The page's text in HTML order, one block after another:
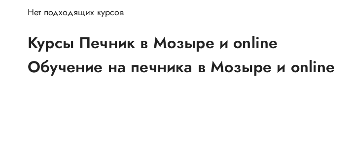
Нет подходящих курсов
Курсы Печник в Мозыре и online
Обучение на печника в Мозыре и online